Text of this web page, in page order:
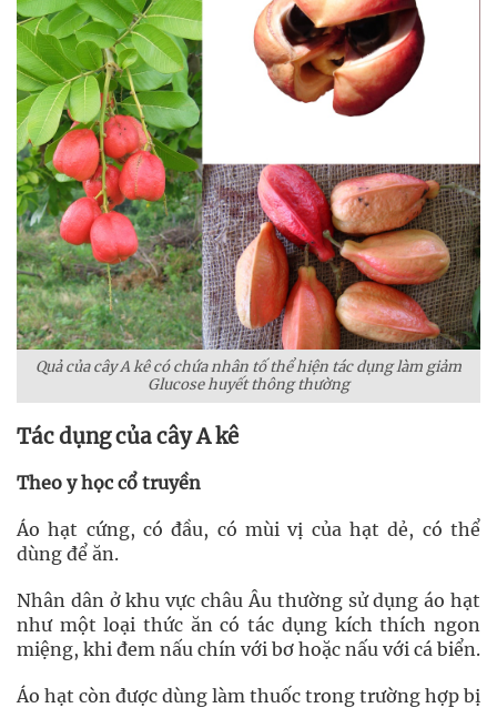
Quả của cây A kê có chứa nhân tố thể hiện tác dụng làm giảm
Glucose huyết thông thường
Tác dụng của cây A kê
Theo y học cổ truyền
Áo hạt cứng, có đầu, có mùi vị của hạt dẻ, có thể
dùng để ăn.
Nhân dân ở khu vực châu Âu thường sử dụng áo hạt
như một loại thức ăn có tác dụng kích thích ngon
miệng, khi đem nấu chín với bơ hoặc nấu với cá biển.
Áo hạt còn được dùng làm thuốc trong trường hợp bị